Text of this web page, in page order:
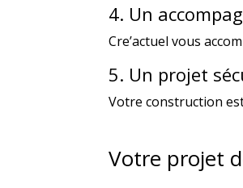
4. Un
Cre’actuel vous
5. Un projet
Votre construction
Votre projet